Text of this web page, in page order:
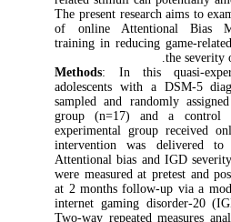
The present research aims to
of online Attentional Bias
training in reducing game-
the
Methods
: In this quasi-
adolescents with a DSM-5
sampled and randomly
group (n=17) and a
experimental group received
intervention was delivered
Attentional bias and IGD
were measured at pretest and
at 2 months follow-up via a
internet gaming disorder-20
Two-way repeated measures